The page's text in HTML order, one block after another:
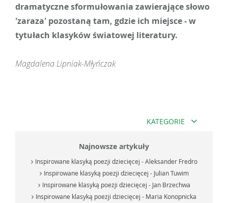
dramatyczne sformułowania zawierające słowo
'zaraza' pozostaną tam, gdzie ich miejsce - w
tytułach klasyków światowej literatury.
Magdalena Lipniak-Młyńczak
KATEGORIE
Najnowsze artykuły
Inspirowane klasyką poezji dziecięcej - Aleksander Fredro
Inspirowane klasyką poezji dziecięcej - Julian Tuwim
Inspirowane klasyką poezji dziecięcej - Jan Brzechwa
Inspirowane klasyką poezji dziecięcej - Maria Konopnicka